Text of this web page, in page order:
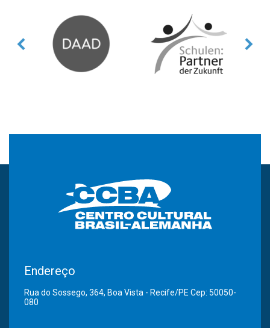
Endereço
Rua do Sossego, 364, Boa Vista - Recife/PE Cep: 50050-
080